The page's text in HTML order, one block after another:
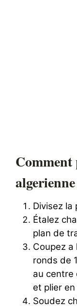
Divisez la
Étalez
plan de
Coupez a
ronds de
au centre
et plier
Soudez